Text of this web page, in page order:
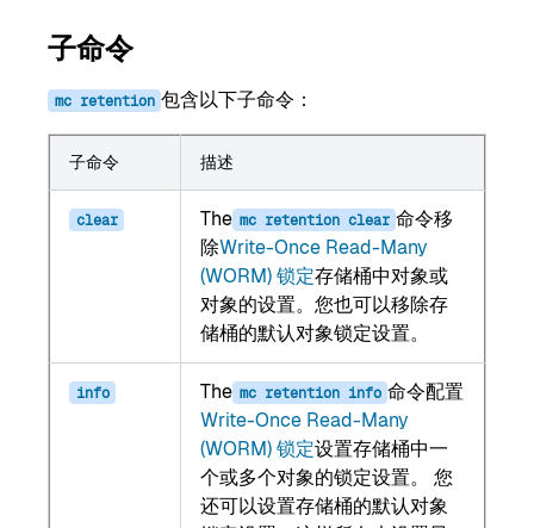
子命令
mc retention 包含以下子命令：
子命令 描述
clear The mc retention clear 命令移
除Write-Once Read-Many
(WORM) 锁定存储桶中对象或
对象的设置。您也可以移除存
储桶的默认对象锁定设置。
info The mc retention info 命令配置
Write-Once Read-Many
(WORM) 锁定设置存储桶中一
个或多个对象的锁定设置。 您
还可以设置存储桶的默认对象